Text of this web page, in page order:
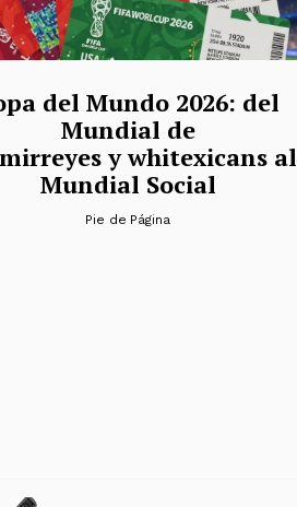
del Mundo 2026: del
Mundial de
y whitexicans al
Mundial Social
Pie de Página